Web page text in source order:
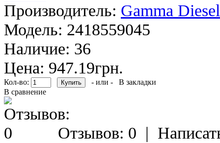
Производитель: Gamma Diesel
Модель: 2418559045
Наличие: 36
Цена: 947.19грн.
Кол-во: - или -
В закладки
В сравнение
Отзывов: 0 |